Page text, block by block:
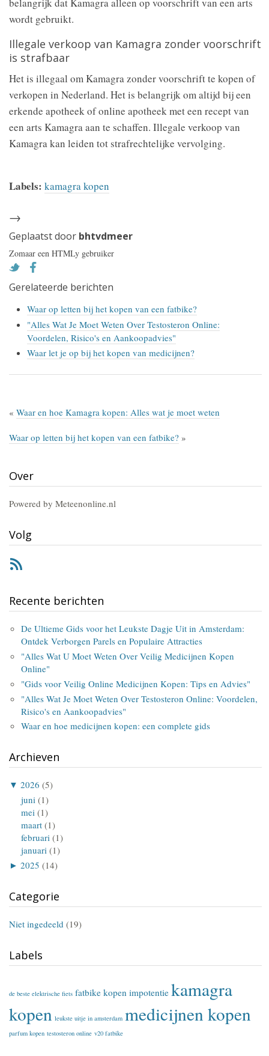
wordt gebruikt.
Illegale verkoop van Kamagra zonder voorschrift
is strafbaar
Het is illegaal om Kamagra zonder voorschrift te kopen of
verkopen in Nederland. Het is belangrijk om altijd bij een
erkende apotheek of online apotheek met een recept van
een arts Kamagra aan te schaffen. Illegale verkoop van
Kamagra kan leiden tot strafrechtelijke vervolging.
Labels: kamagra kopen
→
Geplaatst door bhtvdmeer
Zomaar een HTMLy gebruiker
Gerelateerde berichten
Waar op letten bij het kopen van een fatbike?
"Alles Wat Je Moet Weten Over Testosteron Online:
Voordelen, Risico's en Aankoopadvies"
Waar let je op bij het kopen van medicijnen?
« Waar en hoe Kamagra kopen: Alles wat je moet weten
Waar op letten bij het kopen van een fatbike? »
Over
Powered by Meteenonline.nl
Volg
Recente berichten
De Ultieme Gids voor het Leukste Dagje Uit in Amsterdam:
Ontdek Verborgen Parels en Populaire Attracties
"Alles Wat U Moet Weten Over Veilig Medicijnen Kopen
Online"
"Gids voor Veilig Online Medicijnen Kopen: Tips en Advies"
"Alles Wat Je Moet Weten Over Testosteron Online: Voordelen,
Risico's en Aankoopadvies"
Waar en hoe medicijnen kopen: een complete gids
Archieven
▼ 2026 (5)
juni (1)
mei (1)
maart (1)
februari (1)
januari (1)
► 2025 (14)
Categorie
Niet ingedeeld (19)
Labels
de beste elektrische fiets fatbike kopen impotentie kamagra
kopen leukste uitje in amsterdam medicijnen kopen
parfum kopen testosteron online v20 fatbike